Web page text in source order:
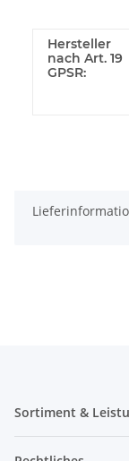
Hersteller
nach Art. 19
GPSR:
Sortiment &